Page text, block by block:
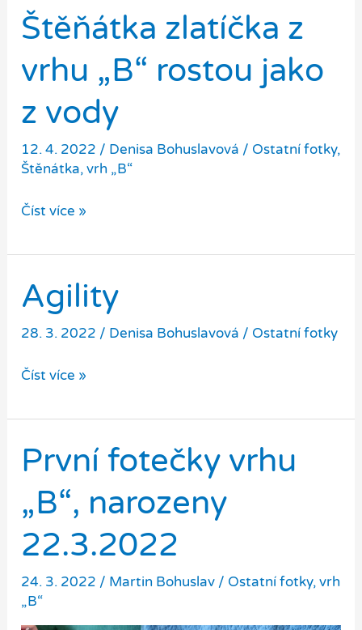
fotky
z
výstav
:-)
Štěňátka zlatíčka z
vrhu „B“ rostou jako
z vody
12. 4. 2022 / Denisa Bohuslavová / Ostatní fotky,
Štěnátka,vrh „B“
Štěňátka
z
„B“
z
Číst více »
Agility
28. 3. 2022 / Denisa Bohuslavová / Ostatní fotky
Agility
Číst více »
První fotečky vrhu
„B“, narozeny
22.3.2022
24. 3. 2022 / Martin Bohuslav / Ostatní fotky,vrh
„B“